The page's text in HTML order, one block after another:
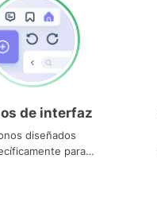
de interfaz
diseñados
para